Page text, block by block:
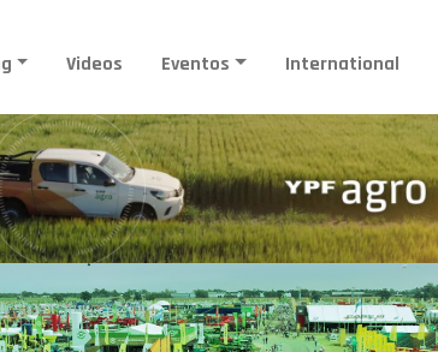
Videos Eventos International